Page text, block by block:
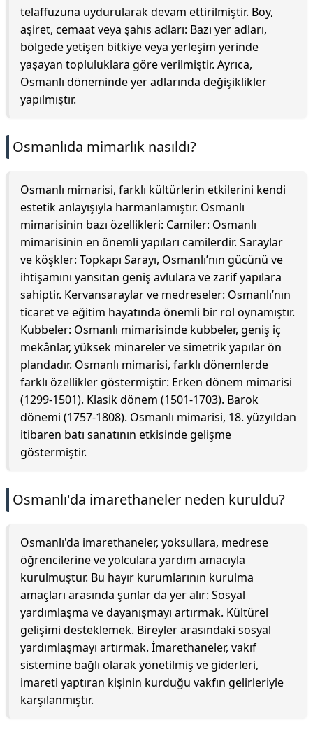
telaffuzuna uydurularak devam ettirilmiştir. Boy,
aşiret, cemaat veya şahıs adları: Bazı yer adları,
bölgede yetişen bitkiye veya yerleşim yerinde
yaşayan topluluklara göre verilmiştir. Ayrıca,
Osmanlı döneminde yer adlarında değişiklikler
yapılmıştır.
Osmanlıda mimarlık nasıldı?
Osmanlı mimarisi, farklı kültürlerin etkilerini kendi
estetik anlayışıyla harmanlamıştır. Osmanlı
mimarisinin bazı özellikleri: Camiler: Osmanlı
mimarisinin en önemli yapıları camilerdir. Saraylar
ve köşkler: Topkapı Sarayı, Osmanlı’nın gücünü ve
ihtişamını yansıtan geniş avlulara ve zarif yapılara
sahiptir. Kervansaraylar ve medreseler: Osmanlı’nın
ticaret ve eğitim hayatında önemli bir rol oynamıştır.
Kubbeler: Osmanlı mimarisinde kubbeler, geniş iç
mekânlar, yüksek minareler ve simetrik yapılar ön
plandadır. Osmanlı mimarisi, farklı dönemlerde
farklı özellikler göstermiştir: Erken dönem mimarisi
(1299-1501). Klasik dönem (1501-1703). Barok
dönemi (1757-1808). Osmanlı mimarisi, 18. yüzyıldan
itibaren batı sanatının etkisinde gelişme
göstermiştir.
Osmanlı'da imarethaneler neden kuruldu?
Osmanlı'da imarethaneler, yoksullara, medrese
öğrencilerine ve yolculara yardım amacıyla
kurulmuştur. Bu hayır kurumlarının kurulma
amaçları arasında şunlar da yer alır: Sosyal
yardımlaşma ve dayanışmayı artırmak. Kültürel
gelişimi desteklemek. Bireyler arasındaki sosyal
yardımlaşmayı artırmak. İmarethaneler, vakıf
sistemine bağlı olarak yönetilmiş ve giderleri,
imareti yaptıran kişinin kurduğu vakfın gelirleriyle
karşılanmıştır.